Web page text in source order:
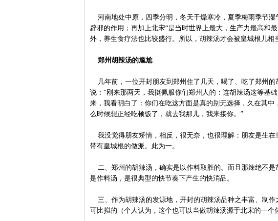
河南地处中原，四季分明，冬天干燥寒冷，夏季梅雨季节
辟邪的作用；再加上北宋“是当时世界上最大，生产力最高和
外，养生食疗法也比较盛行。所以，胡辣汤才会被皇城根儿相
郑州胡辣汤的尴尬
几年前，一位开封朋友到郑州住了几天，喝了、吃了郑州
说：“刚来那两天，我挺佩服你们郑州人的：连胡辣汤这等基
来，我看明白了：你们在吃这方面是真的别无选择，久在其
么时候想正经吃顿饭了，就去我那儿，我来接你。”
我没觉得朋友矫情，相反，很无奈，也很理解：朋友是生
带有皇城根的做派。此为一。
二、郑州的胡辣汤，确实是以作料取胜的。而且那辣绝不
是作料汤，是很典型的快节奏下产生的快消品。
三、作为胡辣汤的发源地，开封的胡辣汤品种之丰富、制
可比拟的（个人认为，这个也可以当做胡辣汤源于北宋的一个